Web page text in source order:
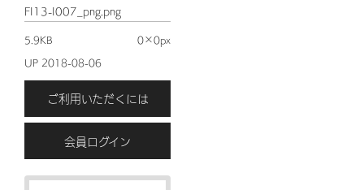
FI13-I007_png.png
5.9KB
0×0px
UP 2018-08-06
ご利用いただくには
会員ログイン